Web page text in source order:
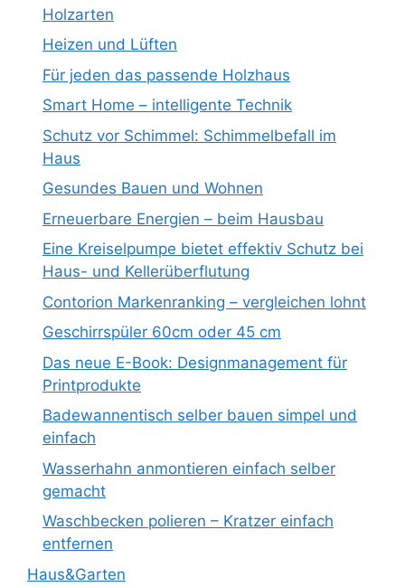
Holzarten
Heizen und Lüften
Für jeden das passende Holzhaus
Smart Home – intelligente Technik
Schutz vor Schimmel: Schimmelbefall im
Haus
Gesundes Bauen und Wohnen
Erneuerbare Energien – beim Hausbau
Eine Kreiselpumpe bietet effektiv Schutz bei
Haus- und Kellerüberflutung
Contorion Markenranking – vergleichen lohnt
Geschirrspüler 60cm oder 45 cm
Das neue E-Book: Designmanagement für
Printprodukte
Badewannentisch selber bauen simpel und
einfach
Wasserhahn anmontieren einfach selber
gemacht
Waschbecken polieren – Kratzer einfach
entfernen
Haus&Garten